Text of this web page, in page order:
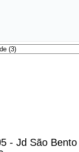
- Jd São